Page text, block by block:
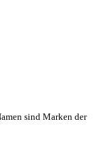
sind Marken der